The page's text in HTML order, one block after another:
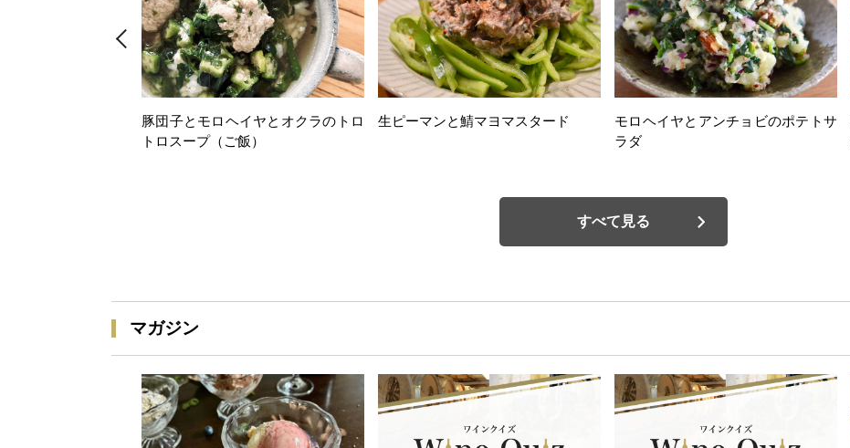
豚団子とモロヘイヤとオクラのトロ
トロスープ（ご飯）
生ピーマンと鯖マヨマスタード
モロヘイヤとアンチョビのポテトサ
ラダ
すべて見る
マガジン